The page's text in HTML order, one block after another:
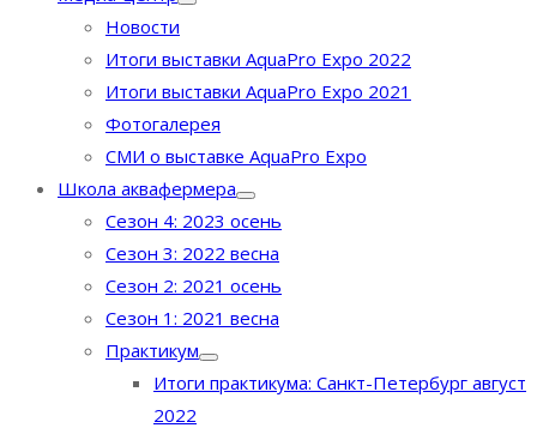
Новости
Итоги выставки AquaPro Expo 2022
Итоги выставки AquaPro Expo 2021
Фотогалерея
СМИ о выставке AquaPro Expo
Школа аквафермера
Сезон 4: 2023 осень
Сезон 3: 2022 весна
Сезон 2: 2021 осень
Сезон 1: 2021 весна
Практикум
Итоги практикума: Санкт-Петербург август
2022